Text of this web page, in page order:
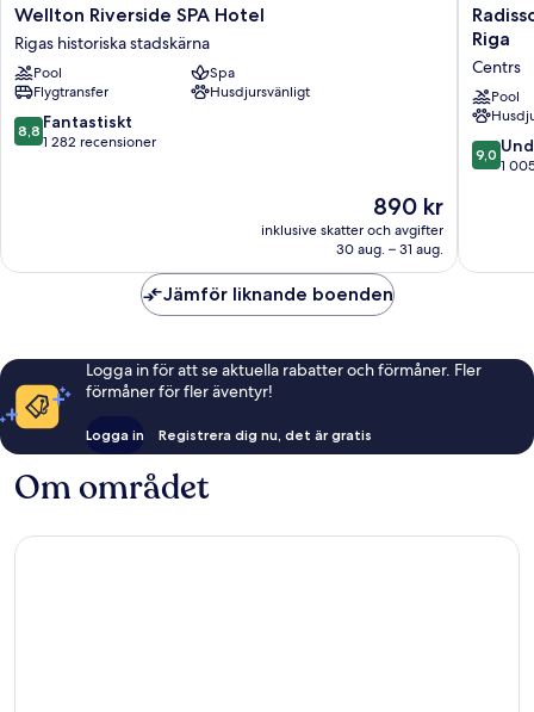
Wellton
Riverside
SPA
Hotel
Rigas
historiska
stadskärna
Wellton Riverside SPA Hotel
Rigas historiska stadskärna
Pool
Spa
Flygtransfer
Husdjursvänligt
8.8
av
8,8 Fantastiskt
1 282 recensioner
Priset
är
890 kr
890 kr
inklusive skatter och avgifter
30 aug. – 31 aug.
Blu
Latvija
&
Spa
Hotel,
Riga
Riga
Centrs
Pool
9.0
av
9,0
1
Jämför liknande boenden
Logga in för att se aktuella rabatter och förmåner. Fler
förmåner för fler äventyr!
Logga in Registrera dig nu, det är gratis
Om området